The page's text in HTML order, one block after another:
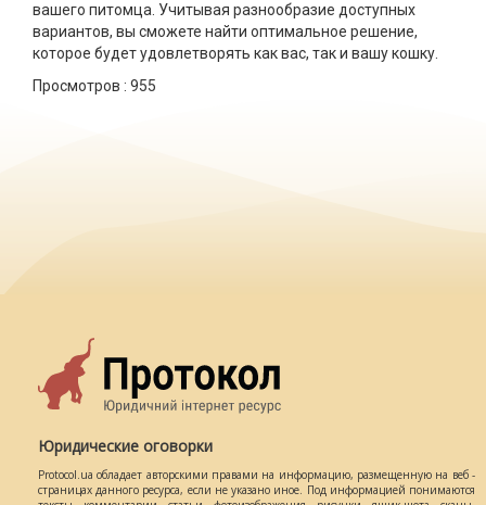
вашего питомца. Учитывая разнообразие доступных
вариантов, вы сможете найти оптимальное решение,
которое будет удовлетворять как вас, так и вашу кошку.
Просмотров : 955
Юридические оговорки
Protocol.ua обладает авторскими правами на информацию, размещенную на веб -
страницах данного ресурса, если не указано иное. Под информацией понимаются